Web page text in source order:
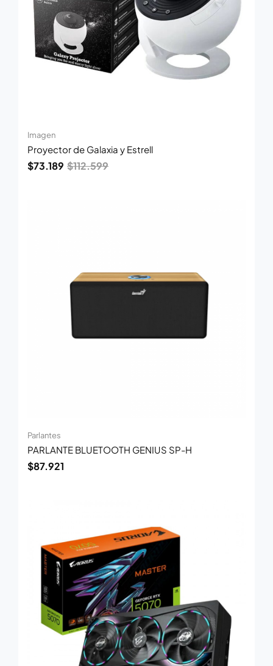
Imagen
Proyector de Galaxia y Estrell
$112.599
$73.189
Parlantes
PARLANTE BLUETOOTH GENIUS SP-H
$87.921